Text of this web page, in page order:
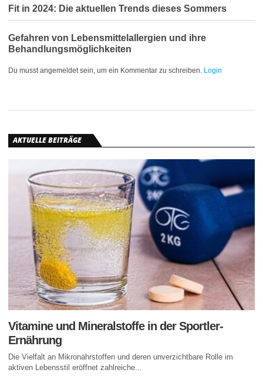
Fit in 2024: Die aktuellen Trends dieses Sommers
Gefahren von Lebensmittelallergien und ihre
Behandlungsmöglichkeiten
Du musst angemeldet sein, um ein Kommentar zu schreiben. Login
AKTUELLE BEITRÄGE
Vitamine und Mineralstoffe in der Sportler-
Ernährung
Die Vielfalt an Mikronährstoffen und deren unverzichtbare Rolle im
aktiven Lebensstil eröffnet zahlreiche...